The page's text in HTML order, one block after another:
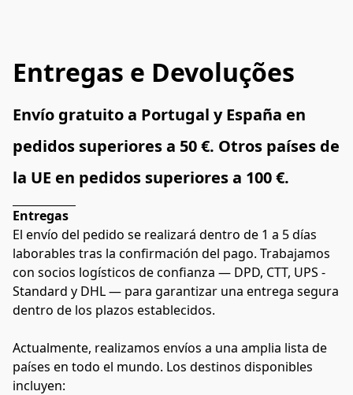
Entregas e Devoluções
Envío gratuito a Portugal y España en
pedidos superiores a 50 €. Otros países de
la UE en pedidos superiores a 100 €.
Entregas
El envío del pedido se realizará dentro de 1 a 5 días
laborables tras la confirmación del pago. Trabajamos
con socios logísticos de confianza — DPD, CTT, UPS -
Standard y DHL — para garantizar una entrega segura
dentro de los plazos establecidos.
Actualmente, realizamos envíos a una amplia lista de
países en todo el mundo. Los destinos disponibles
incluyen: